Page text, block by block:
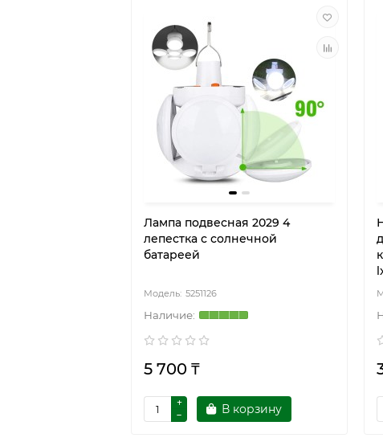
Лампа подвесная 2029 4
лепестка с солнечной
батареей
5251126
5 700 ₸
В корзину